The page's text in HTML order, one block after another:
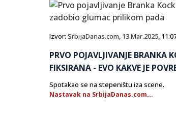
Izvor: SrbijaDanas.com, 13.Mar.2025,
PRVO POJAVLJIVANJE BRANKA
FIKSIRANA - EVO KAKVE JE
Spotakao se na stepeništu iza scene.
Nastavak na SrbijaDanas.com...